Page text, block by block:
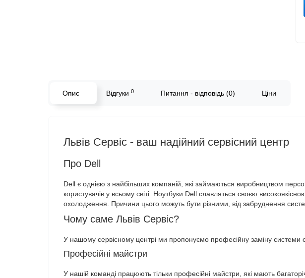
Опис Відгуки 0 Питання - відповідь (0) Ціни
Львів Сервіс - ваш надійний сервісний центр
Про Dell
Dell є однією з найбільших компаній, які займаються виробництвом
користувачів у всьому світі. Ноутбуки Dell славляться своєю
охолодження. Причини цього можуть бути різними, від забруднення
Чому саме Львів Сервіс?
У нашому сервісному центрі ми пропонуємо професійну заміну
Професійні майстри
У нашій команді працюють тільки професійні майстри, які мають